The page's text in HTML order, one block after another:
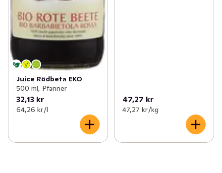
Juice Rödbeta EKO
500 ml, Pfanner
32,13 kr
64,26 kr /l
47,27 kr
47,27 kr /kg